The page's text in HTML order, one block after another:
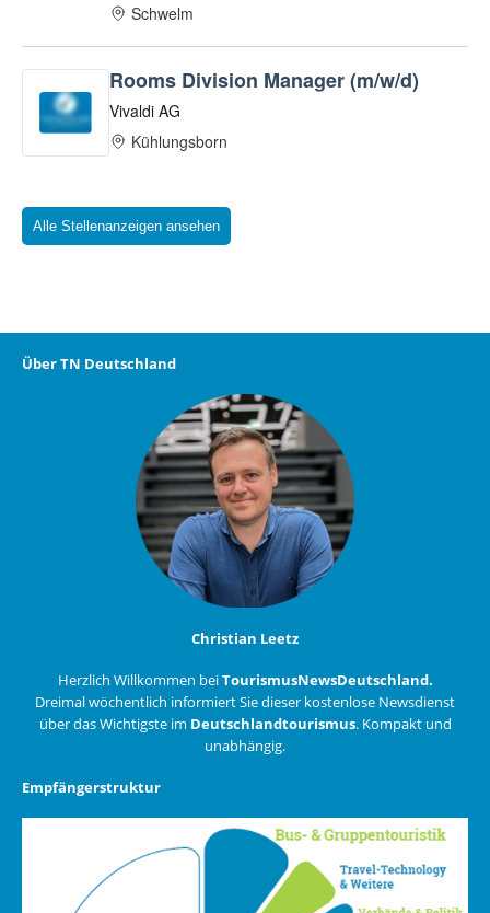
Alle Stellenanzeigen ansehen
Über TN Deutschland
Christian Leetz
Herzlich Willkommen beiTourismusNewsDeutschland.
Dreimal wöchentlich informiert Sie dieser kostenlose Newsdienst
über das Wichtigste im Deutschlandtourismus. Kompakt und
unabhängig.
Empfängerstruktur